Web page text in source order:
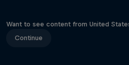
Want to see content from United
Continue